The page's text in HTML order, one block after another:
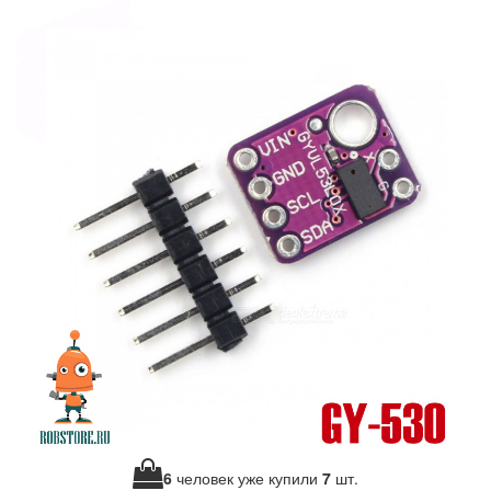
6 человек уже купили 7 шт.